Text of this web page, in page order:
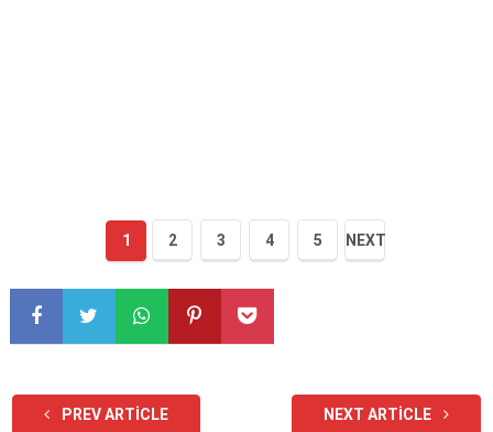
1 2 3 4 5 NEXT
PREV ARTICLE NEXT ARTICLE